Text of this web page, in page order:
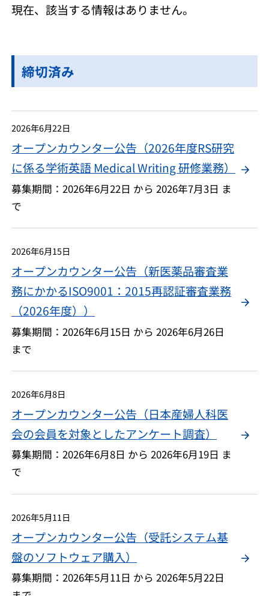
現在、該当する情報はありません。
締切済み
2026年6月22日
オープンカウンター公告（2026年度RS研究
に係る学術英語 Medical Writing 研修業務）
募集期間：2026年6月22日 から 2026年7月3日 ま
で
2026年6月15日
オープンカウンター公告（新医薬品審査業
務にかかるISO9001：2015再認証審査業務
（2026年度））
募集期間：2026年6月15日 から 2026年6月26日
まで
2026年6月8日
オープンカウンター公告（日本産婦人科医
会の会員を対象としたアンケート調査）
募集期間：2026年6月8日 から 2026年6月19日 ま
で
2026年5月11日
オープンカウンター公告（受託システム基
盤のソフトウェア購入）
募集期間：2026年5月11日 から 2026年5月22日